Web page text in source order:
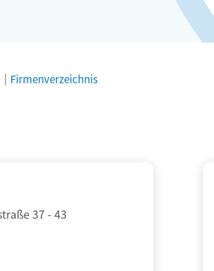
Firmenverzeichnis
37 - 43